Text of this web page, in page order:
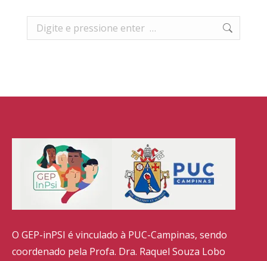
Search:
O GEP-inPSI é vinculado à PUC-Campinas, sendo
coordenado pela Profa. Dra. Raquel Souza Lobo